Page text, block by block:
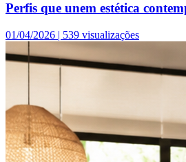
Perfis que unem estética
01/04/2026 | 539 visualizações